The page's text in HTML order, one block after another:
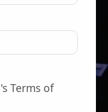
Terms of